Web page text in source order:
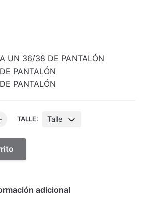
UN 36/38 DE PANTALÓN
PANTALÓN
PANTALÓN
TALLE: Talle
adicional